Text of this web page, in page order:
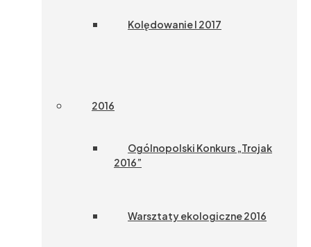
Kolędowanie I 2017
2016
Ogólnopolski Konkurs „Trojak
2016”
Warsztaty ekologiczne 2016